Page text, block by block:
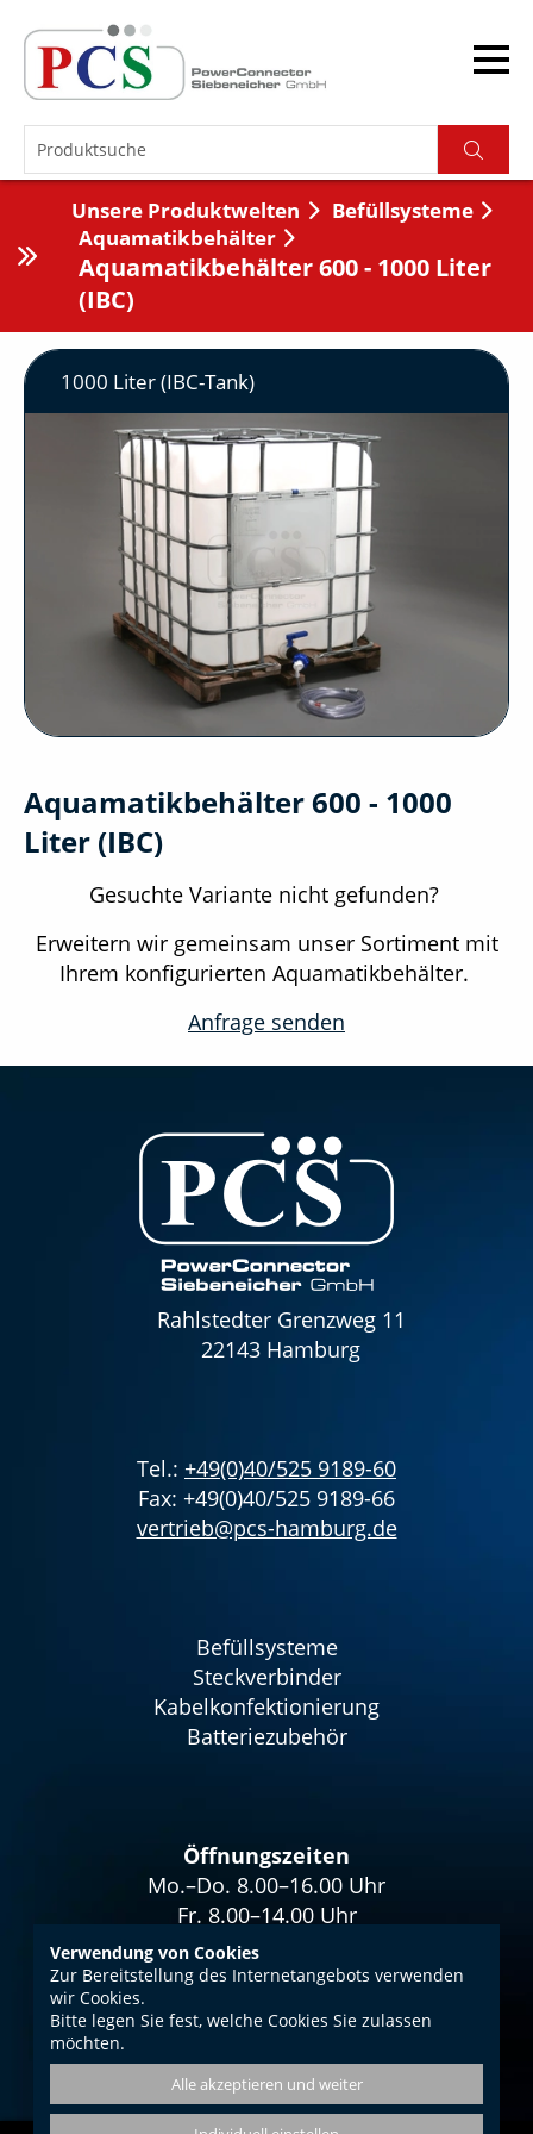
Unsere Produktwelten
Befüllsysteme
Aquamatikbehälter
Aquamatikbehälter 600 - 1000 Liter
(IBC)
1000 Liter (IBC-Tank)
Aquamatikbehälter 600 - 1000
Liter (IBC)
Gesuchte Variante nicht gefunden?
Erweitern wir gemeinsam unser Sortiment mit
Ihrem konfigurierten Aquamatikbehälter.
Anfrage senden
Rahlstedter Grenzweg 11
22143 Hamburg
Tel.: +49(0)40/525 9189-60
Fax: +49(0)40/525 9189-66
vertrieb@pcs-hamburg.de
Befüllsysteme
Steckverbinder
Kabelkonfektionierung
Batteriezubehör
Öffnungszeiten
Mo.–Do. 8.00–16.00 Uhr
Fr. 8.00–14.00 Uhr
Impressum
Datenschutz
AGB
Verwendung von Cookies
Zur Bereitstellung des Internetangebots verwenden
wir Cookies.
Bitte legen Sie fest, welche Cookies Sie zulassen
möchten.
Alle akzeptieren und weiter